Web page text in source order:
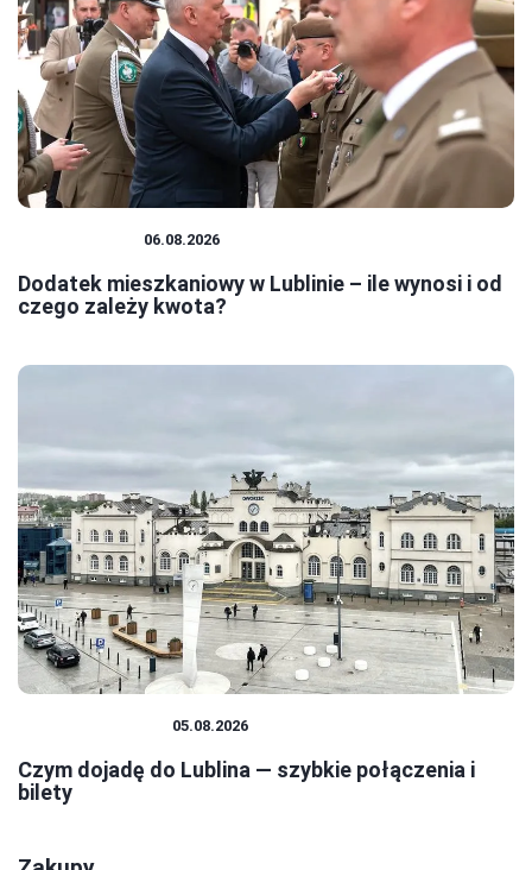
06.08.2026
Dodatek mieszkaniowy w Lublinie – ile wynosi i od
czego zależy kwota?
05.08.2026
Czym dojadę do Lublina — szybkie połączenia i
bilety